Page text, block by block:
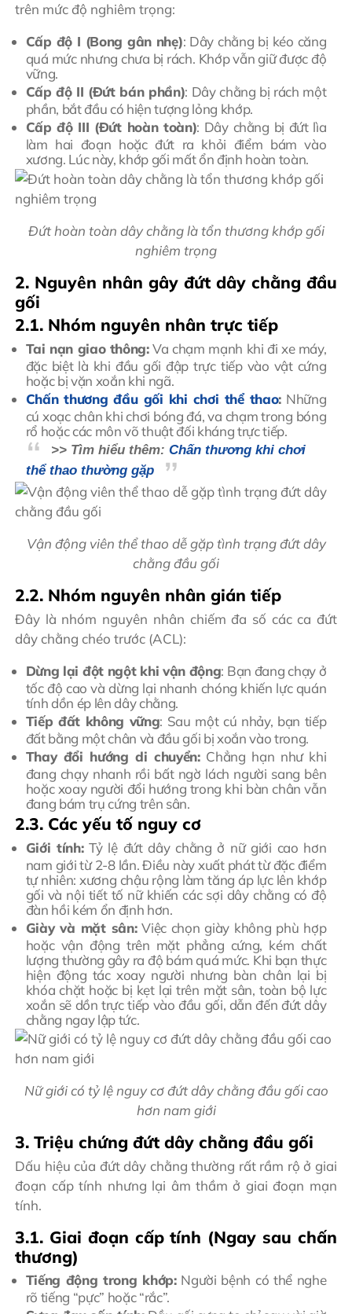
trên mức độ nghiêm trọng:
Cấp độ I (Bong gân nhẹ): Dây chằng bị kéo căng
quá mức nhưng chưa bị rách. Khớp vẫn giữ được độ
vững.
Cấp độ II (Đứt bán phần): Dây chằng bị rách một
phần, bắt đầu có hiện tượng lỏng khớp.
Cấp độ III (Đứt hoàn toàn): Dây chằng bị đứt lìa
làm hai đoạn hoặc đứt ra khỏi điểm bám vào
xương. Lúc này, khớp gối mất ổn định hoàn toàn.
Đứt hoàn toàn dây chằng là tổn thương khớp gối
nghiêm trọng
2. Nguyên nhân gây đứt dây chằng đầu
gối
2.1. Nhóm nguyên nhân trực tiếp
Tai nạn giao thông:Va chạm mạnh khi đi xe máy,
đặc biệt là khi đầu gối đập trực tiếp vào vật cứng
hoặc bị vặn xoắn khi ngã.
Chấn thương đầu gối khi chơi thể thao: Những
cú xoạc chân khi chơi bóng đá, va chạm trong bóng
rổ hoặc các môn võ thuật đối kháng trực tiếp.
>> Tìm hiểu thêm:Chấn thương khi chơi
thể thao thường gặp
Vận động viên thể thao dễ gặp tình trạng đứt dây
chằng đầu gối
2.2. Nhóm nguyên nhân gián tiếp
Đây là nhóm nguyên nhân chiếm đa số các ca đứt
dây chằng chéo trước (ACL):
Dừng lại đột ngột khi vận động: Bạn đang chạy ở
tốc độ cao và dừng lại nhanh chóng khiến lực quán
tính dồn ép lên dây chằng.
Tiếp đất không vững: Sau một cú nhảy, bạn tiếp
đất bằng một chân và đầu gối bị xoắn vào trong.
Thay đổi hướng di chuyển:Chẳng hạn như khi
đang chạy nhanh rồi bất ngờ lách người sang bên
hoặc xoay người đổi hướng trong khi bàn chân vẫn
đang bám trụ cứng trên sân.
2.3. Các yếu tố nguy cơ
Giới tính:Tỷ lệ đứt dây chằng ở nữ giới cao hơn
nam giới từ 2-8 lần. Điều này xuất phát từ đặc điểm
tự nhiên: xương chậu rộng làm tăng áp lực lên khớp
gối và nội tiết tố nữ khiến các sợi dây chằng có độ
đàn hồi kém ổn định hơn.
Giày và mặt sân:Việc chọn giày không phù hợp
hoặc vận động trên mặt phẳng cứng, kém chất
lượng thường gây ra độ bám quá mức. Khi bạn thực
hiện động tác xoay người nhưng bàn chân lại bị
khóa chặt hoặc bị kẹt lại trên mặt sân, toàn bộ lực
xoắn sẽ dồn trực tiếp vào đầu gối, dẫn đến đứt dây
chằng ngay lập tức.
Nữ giới có tỷ lệ nguy cơ đứt dây chằng đầu gối cao
hơn nam giới
3. Triệu chứng đứt dây chằng đầu gối
Dấu hiệu của đứt dây chằng thường rất rầm rộ ở giai
đoạn cấp tính nhưng lại âm thầm ở giai đoạn mạn
tính.
3.1. Giai đoạn cấp tính (Ngay sau chấn
thương)
Tiếng động trong khớp:Người bệnh có thể nghe
rõ tiếng “pực” hoặc “rắc”.